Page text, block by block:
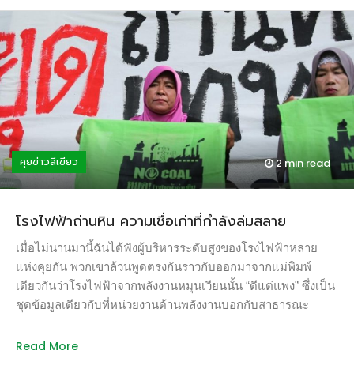
ฆ่าแมลงแบบผสมไปกับการให้น้ำทุก 4 วัน” ชาวสวนกระเทียมที่
กำลัง “ให้ยา” ผสมไประบบน้ำฉีดพรมลงไปในแปลงกระเทียมให้
ข้อมูล ผู้ร่วมทางของฉันซึ่งทำงานอยู่ในแวดวงสารเคมีเกษตรบอก
ว่าสารเคมีที่ใช้ในสวนกระเทียมเป็นสารเคมีชนิดดูดซึม ซึ่งรู้จักกัน
ดีในชื่อ “พาราควอต” และ “ไกลโฟเซต” 3 วันที่เดินลัดเลาะและ
ลุยไปตามแม่น้ำปิง จากสวนกระเทียมสู่แนวป่า จากหมู่บ้านหนึ่งสู่
หมู่บ้านหนึ่ง จากบริเวณต้นน้ำที่เป็นลำธารน้ำใสสายเล็กๆ บาง
ช่วงสามารถกระโดดข้ามได้ ค่อยๆ ขยายกว้างขึ้น ช่วงต้นน้ำแม้
น้ำใสสะอาดแต่ไม่มีสัตว์น้ำอย่างกุ้งหอยปูปลาหรือแมลงปอซึ่ง
เป็นสัตว์ที่บ่งบอกว่าน้ำมีคุณภาพดีปรากฎให้เห็น บางช่วงน้ำจาก
ลึกเข้ามาในเขตป่าในวันที่สอง จึงเริ่มเห็นชาวบ้านขุดดินกลาง
แม่น้ำเพื่อวางเครื่องมือหาปลา ยามค่ำคืน คณะของพวกเราหยุด
พักค้างคืนริมแม่น้ำปิง ล้อมวงพูดคุยแลกเปลี่ยนประสบการณ์ที่
พบเห็นช่วงที่เดินผ่านมา กลุ่มคนกรุงเทพและต่างถิ่นบอกเล่าถึง
ความประทับใจในธรรมชาติริมฝั่งแม่น้ำปิง ทว่า “ตุ๊ลุง” พระวัยเจ็ด
สิบที่ทำงานรณรงค์รักษาป่าและแม่น้ำปิงมากว่า 20 ปีกลับบอกว่า
ปี ตุ๊ลุงเคยเห็นป่าสมบูรณ์ที่บริเวณชายแดนที่ค่อยๆ ผันเปลี่ยนเป็น
คุยข่าวสีเขียว 2 minread
โรงไฟฟ้าถ่านหิน ความเชื่อเก่าที่กำลังล่มสลาย
เมื่อไม่นานมานี้ฉันได้ฟังผู้บริหารระดับสูงของโรงไฟฟ้าหลาย
แห่งคุยกัน พวกเขาล้วนพูดตรงกันราวกับออกมาจากแม่พิมพ์
เดียวกันว่าโรงไฟฟ้าจากพลังงานหมุนเวียนนั้น “ดีแต่แพง” ซึ่งเป็น
ชุดข้อมูลเดียวกับที่หน่วยงานด้านพลังงานบอกกับสาธารณะ
ไตรมาสสุดท้ายและสรุปผลประกอบการของปีที่ผ่านมา ผลลัพธ์ที่
Read More